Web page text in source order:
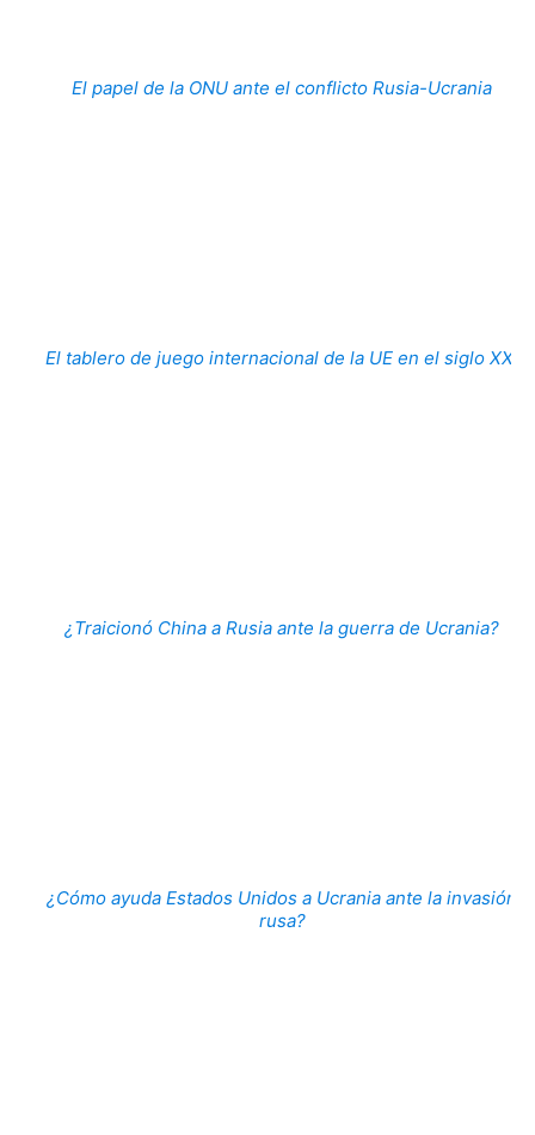
El papel de la ONU ante el conflicto Rusia-Ucrania
El tablero de juego internacional de la UE en el siglo XXI
¿Traicionó China a Rusia ante la guerra de Ucrania?
¿Cómo ayuda Estados Unidos a Ucrania ante la invasión
rusa?